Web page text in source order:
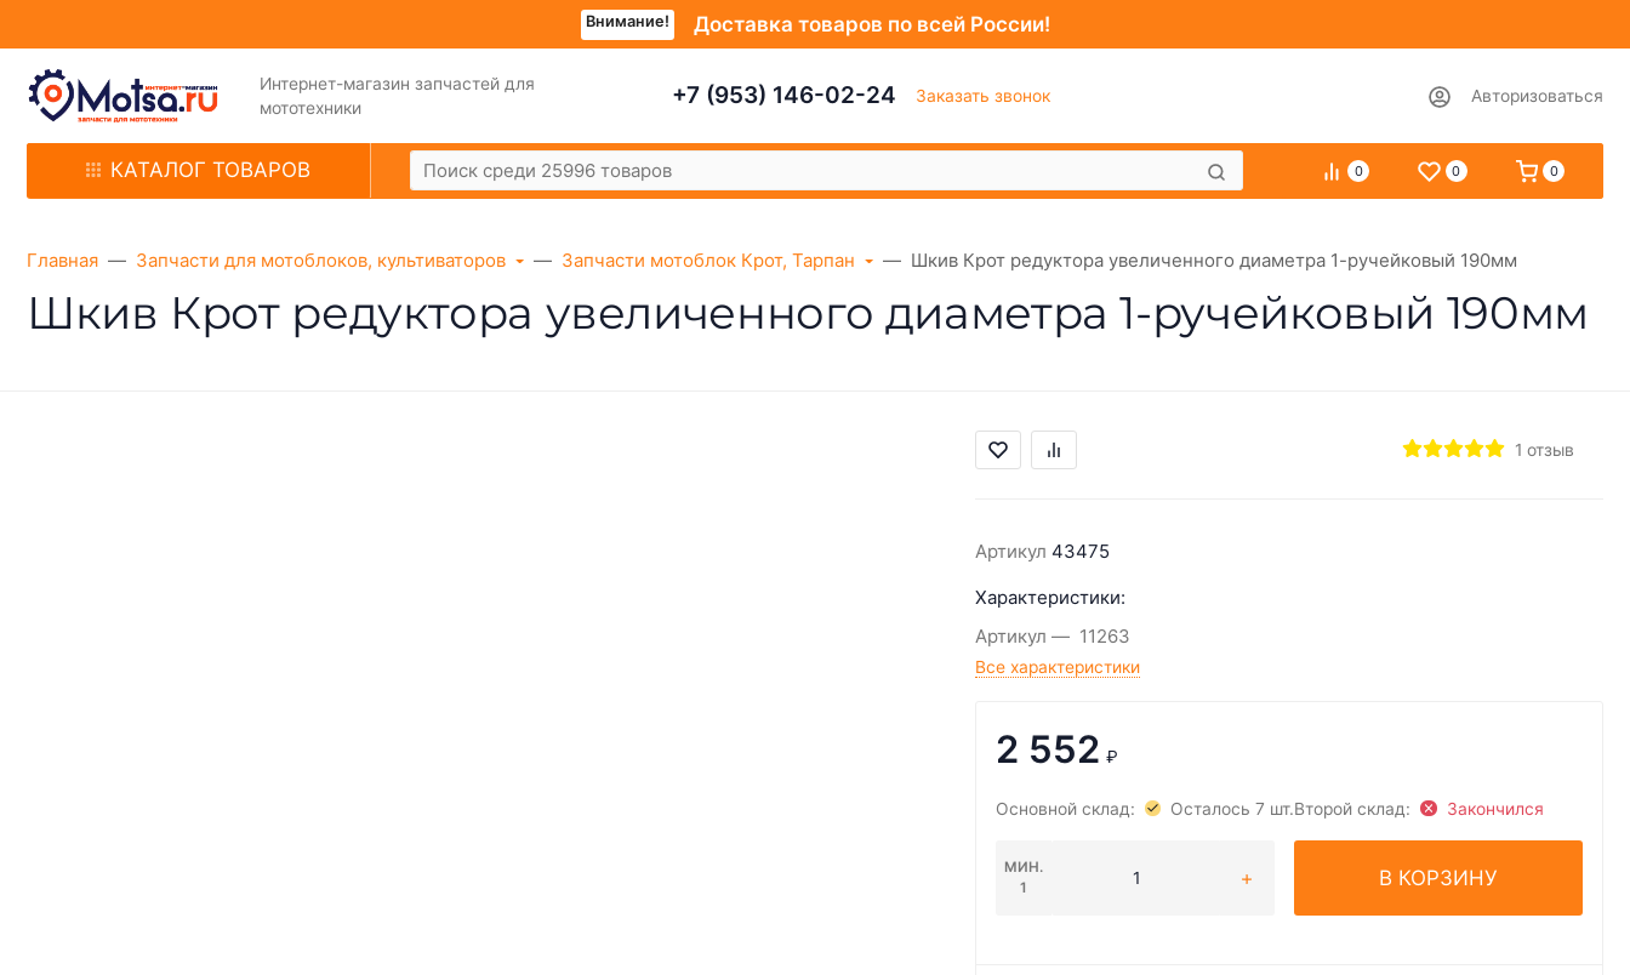
Внимание! Доставка товаров по всей России!
Интернет-магазин запчастей для
мототехники
+7 (953) 146-02-24 Заказать звонок Авторизоваться
КАТАЛОГ ТОВАРОВ 0 0 0
Главная Запчасти для мотоблоков, культиваторов Запчасти мотоблок Крот, Тарпан Шкив Крот редуктора увеличенного диаметра 1-ручейковый 190мм
Шкив Крот редуктора увеличенного диаметра 1-ручейковый 190мм
1 отзыв
Артикул 43475
Характеристики:
Артикул
11263
Все характеристики
2 552 ₽
Основной склад: Осталось 7 шт.Второй склад: Закончился
МИН.
1
В КОРЗИНУ